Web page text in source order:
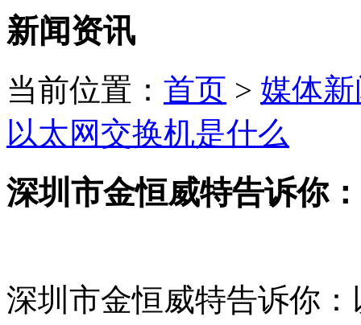
新闻资讯
当前位置： 首页 > 媒体
以太网交换机是什么
深圳市金恒威特告诉你
深圳市金恒威特告诉你